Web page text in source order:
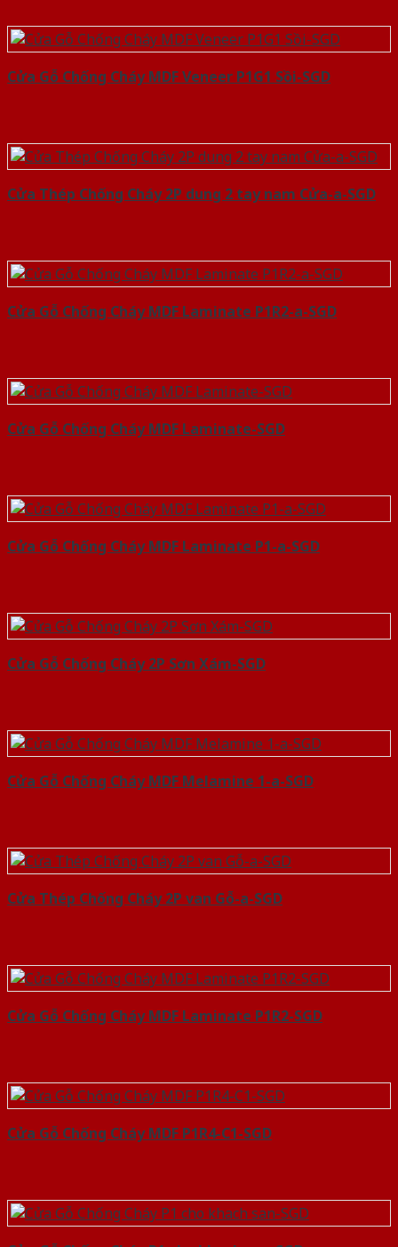
Cửa Gỗ Chống Cháy MDF Veneer P1G1 Sồi-SGD
Cửa Thép Chống Cháy 2P dung 2 tay nam Cửa-a-SGD
Cửa Gỗ Chống Cháy MDF Laminate P1R2-a-SGD
Cửa Gỗ Chống Cháy MDF Laminate-SGD
Cửa Gỗ Chống Cháy MDF Laminate P1-a-SGD
Cửa Gỗ Chống Cháy 2P Sơn Xám-SGD
Cửa Gỗ Chống Cháy MDF Melamine 1-a-SGD
Cửa Thép Chống Cháy 2P van Gỗ-a-SGD
Cửa Gỗ Chống Cháy MDF Laminate P1R2-SGD
Cửa Gỗ Chống Cháy MDF P1R4-C1-SGD